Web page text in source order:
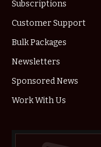
Subscriptions
Customer Support
Bulk Packages
Newsletters
Sponsored News
Work With Us